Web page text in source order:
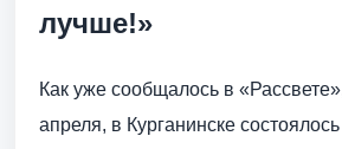
лучше!»
Как уже сообщалось в
апреля, в Курганинске